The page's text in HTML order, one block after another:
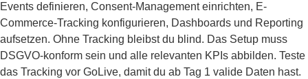
Events definieren, Consent-Management einrichten, E-
Commerce-Tracking konfigurieren, Dashboards und Reporting
aufsetzen. Ohne Tracking bleibst du blind. Das Setup muss
DSGVO-konform sein und alle relevanten KPIs abbilden. Teste
das Tracking vor GoLive, damit du ab Tag 1 valide Daten hast.